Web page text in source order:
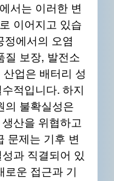
서는 이러한 변
이어지고 있습
정에서의 오염
질 보장, 발전소
업은 배터리 성
적입니다. 하지
의 불확실성은
산을 위협하고
문제는 기후 변
과 직결되어 있
로운 접근과 기